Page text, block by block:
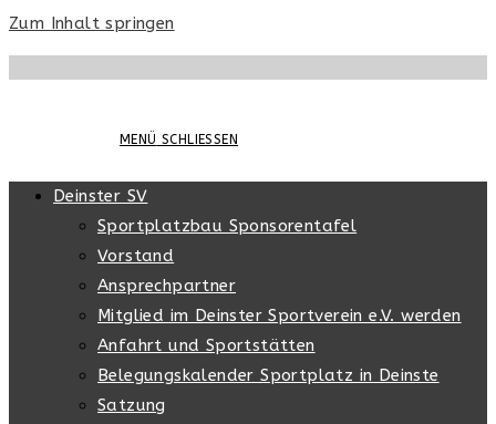
Zum Inhalt springen
MENÜ SCHLIESSEN
Deinster SV
Sportplatzbau Sponsorentafel
Vorstand
Ansprechpartner
Mitglied im Deinster Sportverein e.V. werden
Anfahrt und Sportstätten
Belegungskalender Sportplatz in Deinste
Satzung